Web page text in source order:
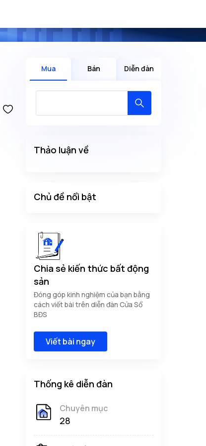
Mua Bán Diễn đàn
Thảo luận về
Chủ đề nổi bật
Chia sẻ kiến thức bất động
sản
Đóng góp kinh nghiệm của bạn bằng
cách viết bài trên diễn đàn Cửa Sổ
BĐS
Viết bài ngay
Thống kê diễn đàn
Chuyên mục
28